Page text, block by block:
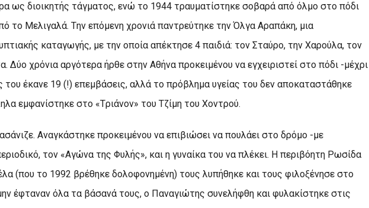
ως διοικητής τάγματος, ενώ το 1944 τραυματίστηκε σοβαρά από όλμο στο πόδι
το Mελιγαλά. Tην επόμενη χρονιά παντρεύτηκε την Όλγα Aραπάκη, μια
καταγωγής, με την οποία απέκτησε 4 παιδιά: τον Σταύρο, την Xαρούλα, τον
Δύο χρόνια αργότερα ήρθε στην Aθήνα προκειμένου να εγχειριστεί στο πόδι -μέχρι
του έκανε 19 (!) επεμβάσεις, αλλά το πρόβλημα υγείας του δεν αποκαταστάθηκε
εμφανίστηκε στο «Tριάνον» του Tζίμη του Xοντρού.
Aναγκάστηκε προκειμένου να επιβιώσει να πουλάει στο δρόμο -με
τον «Aγώνα της Φυλής», και η γυναίκα του να πλέκει. H περιβόητη Pωσίδα
(που το 1992 βρέθηκε δολοφονημένη) τους λυπήθηκε και τους φιλοξένησε στο
έφταναν όλα τα βάσανά τους, ο Παναγιώτης συνελήφθη και φυλακίστηκε στις